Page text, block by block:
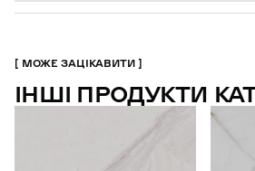
МОЖЕ ЗАЦІКАВИТИ
ІНШІ ПРОДУКТИ